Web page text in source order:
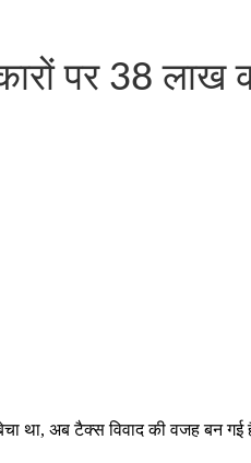
पर 38 लाख
था, अब टैक्स विवाद की वजह बन